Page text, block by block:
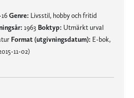
16Genre: Livsstil, hobby och fritid
1963 Boktyp: Utmärkt urval
Format (utgivningsdatum): E-bok,
11-02)